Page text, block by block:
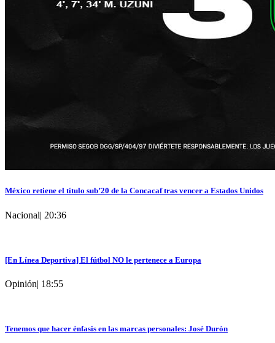
México retiene el título sub’20 de la Concacaf tras vencer a Estados Unidos
Nacional| 20:36
[En Línea Deportiva] El fútbol NO le pertenece a Europa
Opinión| 18:55
Tenemos que hacer énfasis en las marcas personales: José Durón